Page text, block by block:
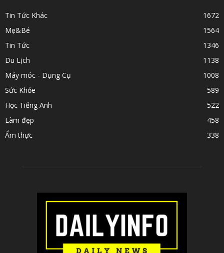
Tin Tức Khác
1672
Mẹ&Bé
1564
Tin Tức
1346
Du Lịch
1138
Máy móc - Dụng Cụ
1008
Sức Khỏe
589
Học Tiếng Anh
522
Làm đẹp
458
Ẩm thực
338